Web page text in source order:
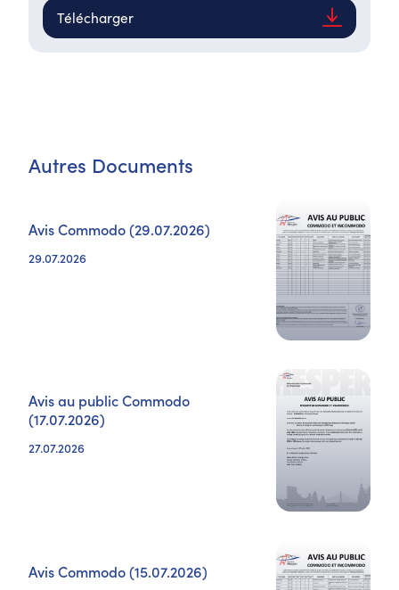
Télécharger
Autres Documents
Avis Commodo (29.07.2026)
29.07.2026
Avis au public Commodo
(17.07.2026)
27.07.2026
Avis Commodo (15.07.2026)